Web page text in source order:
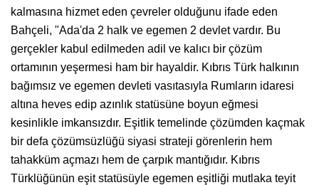
kalmasına hizmet eden çevreler olduğunu ifade eden
Bahçeli, "Ada'da 2 halk ve egemen 2 devlet vardır. Bu
gerçekler kabul edilmeden adil ve kalıcı bir çözüm
ortamının yeşermesi ham bir hayaldir. Kıbrıs Türk halkının
bağımsız ve egemen devleti vasıtasıyla Rumların idaresi
altına heves edip azınlık statüsüne boyun eğmesi
kesinlikle imkansızdır. Eşitlik temelinde çözümden kaçmak
bir defa çözümsüzlüğü siyasi strateji görenlerin hem
tahakküm açmazı hem de çarpık mantığıdır. Kıbrıs
Türklüğünün eşit statüsüyle egemen eşitliği mutlaka teyit